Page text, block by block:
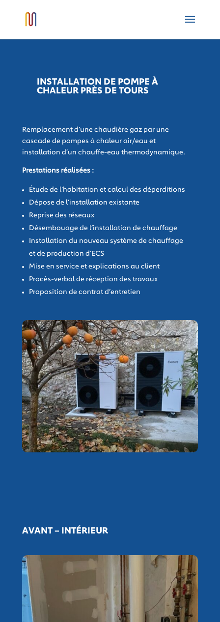
INSTALLATION DE POMPE À
CHALEUR PRÈS DE TOURS
Remplacement d’une chaudière gaz par une
cascade de pompes à chaleur air/eau et
installation d’un chauffe-eau thermodynamique.
Prestations réalisées :
Étude de l’habitation et calcul des déperditions
Dépose de l’installation existante
Reprise des réseaux
Désembouage de l’installation de chauffage
Installation du nouveau système de chauffage
et de production d’ECS
Mise en service et explications au client
Procès-verbal de réception des travaux
Proposition de contrat d’entretien
AVANT – INTÉRIEUR